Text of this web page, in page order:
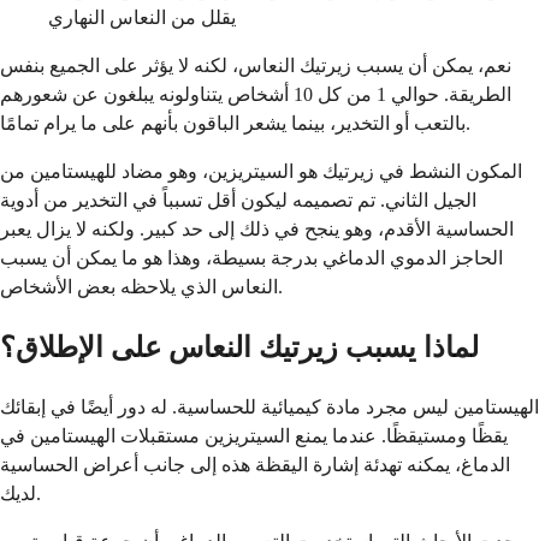
يقلل من النعاس النهاري
نعم، يمكن أن يسبب زيرتيك النعاس، لكنه لا يؤثر على الجميع بنفس
الطريقة. حوالي 1 من كل 10 أشخاص يتناولونه يبلغون عن شعورهم
بالتعب أو التخدير، بينما يشعر الباقون بأنهم على ما يرام تمامًا.
المكون النشط في زيرتيك هو السيتريزين، وهو مضاد للهيستامين من
الجيل الثاني. تم تصميمه ليكون أقل تسبباً في التخدير من أدوية
الحساسية الأقدم، وهو ينجح في ذلك إلى حد كبير. ولكنه لا يزال يعبر
الحاجز الدموي الدماغي بدرجة بسيطة، وهذا هو ما يمكن أن يسبب
النعاس الذي يلاحظه بعض الأشخاص.
لماذا يسبب زيرتيك النعاس على الإطلاق؟
الهيستامين ليس مجرد مادة كيميائية للحساسية. له دور أيضًا في إبقائك
يقظًا ومستيقظًا. عندما يمنع السيتريزين مستقبلات الهيستامين في
الدماغ، يمكنه تهدئة إشارة اليقظة هذه إلى جانب أعراض الحساسية
لديك.